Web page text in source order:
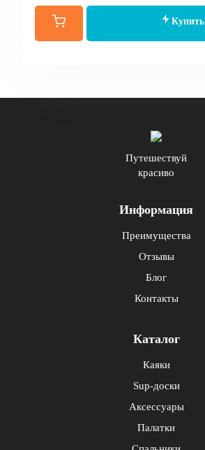
Купить
Путешествуй
красиво
Информация
Преимущества
Отзывы
Блог
Контакты
Каталог
Каяки
Sup-доски
Аксессуары
Палатки